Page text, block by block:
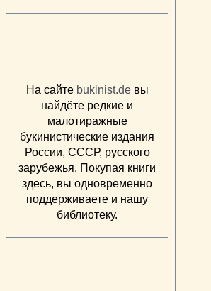
На сайте bukinist.deвы
найдёте редкие и
малотиражные
букинистические издания
России, СССР, русского
зарубежья. Покупая книги
здесь, вы одновременно
поддерживаете и нашу
библиотеку.